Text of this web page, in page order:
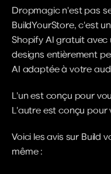
Dropmagic n'est pas
BuildYourStore, c'est
Shopify AI gratuit
designs entièrement
AI adaptée à votre
L'un est conçu pour
L'autre est conçu pour
Voici les avis sur Build
même :